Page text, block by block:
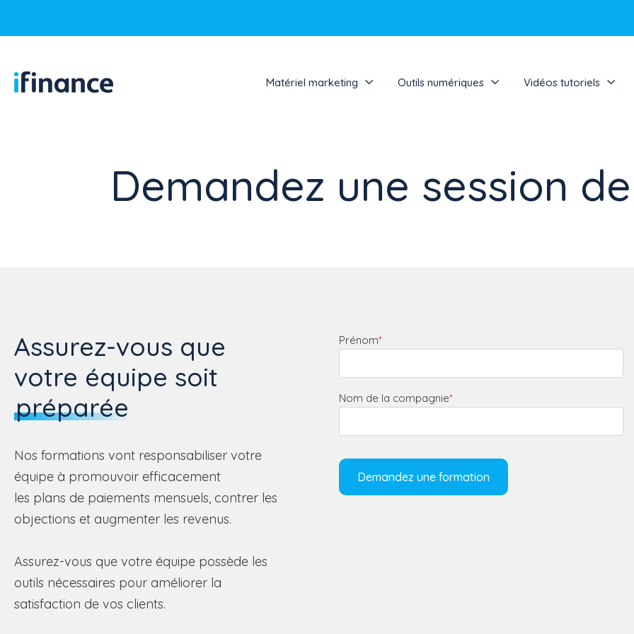
Matériel marketing Outils numériques Vidéos tutoriels
Demandez une session
Assurez-vous que
votre équipe soit
préparée
Nos formations vont responsabiliser votre
équipe à promouvoir efficacement
les plans de paiements mensuels, contrer les
objections et augmenter les revenus.
Assurez-vous que votre équipe possède les
outils nécessaires pour améliorer la
satisfaction de vos clients.
Prénom*
Nom de la compagnie*